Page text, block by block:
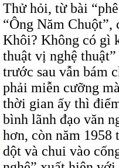
Thử hỏi, từ bài
“Ông Năm Chuột”,
Khôi? Không có gì
thuật vị nghệ
trước sau vẫn bám
phải miễn cưỡng
thời gian ấy thì
bình lãnh đạo văn
hơn, còn năm 1958
dột và chui vào